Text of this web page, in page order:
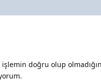
doğru olup